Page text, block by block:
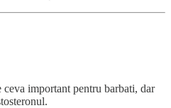
important pentru barbati, dar